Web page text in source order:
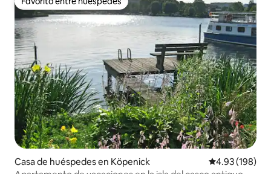
Favorito entre huéspedes
Casa de huéspedes en Köpenick Calificación
4.93 (198)